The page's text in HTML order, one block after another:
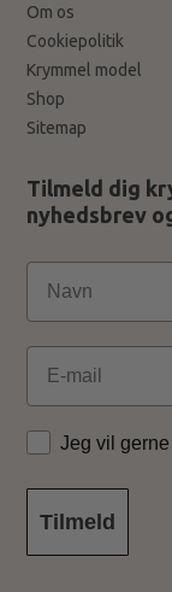
Om os
Cookiepolitik
Krymmel model
Shop
Sitemap
Tilmeld dig
nyhedsbrev
Email
Jeg vil
Tilmeld